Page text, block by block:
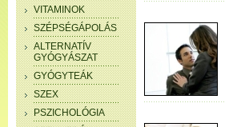
VITAMINOK
SZÉPSÉGÁPOLÁS
ALTERNATÍV
GYÓGYÁSZAT
GYÓGYTEÁK
SZEX
PSZICHOLÓGIA